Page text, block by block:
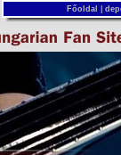
Főoldal